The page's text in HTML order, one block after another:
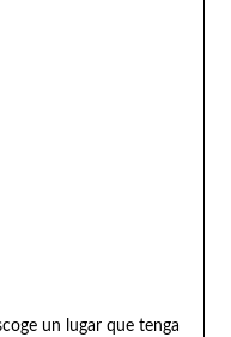
un lugar que tenga